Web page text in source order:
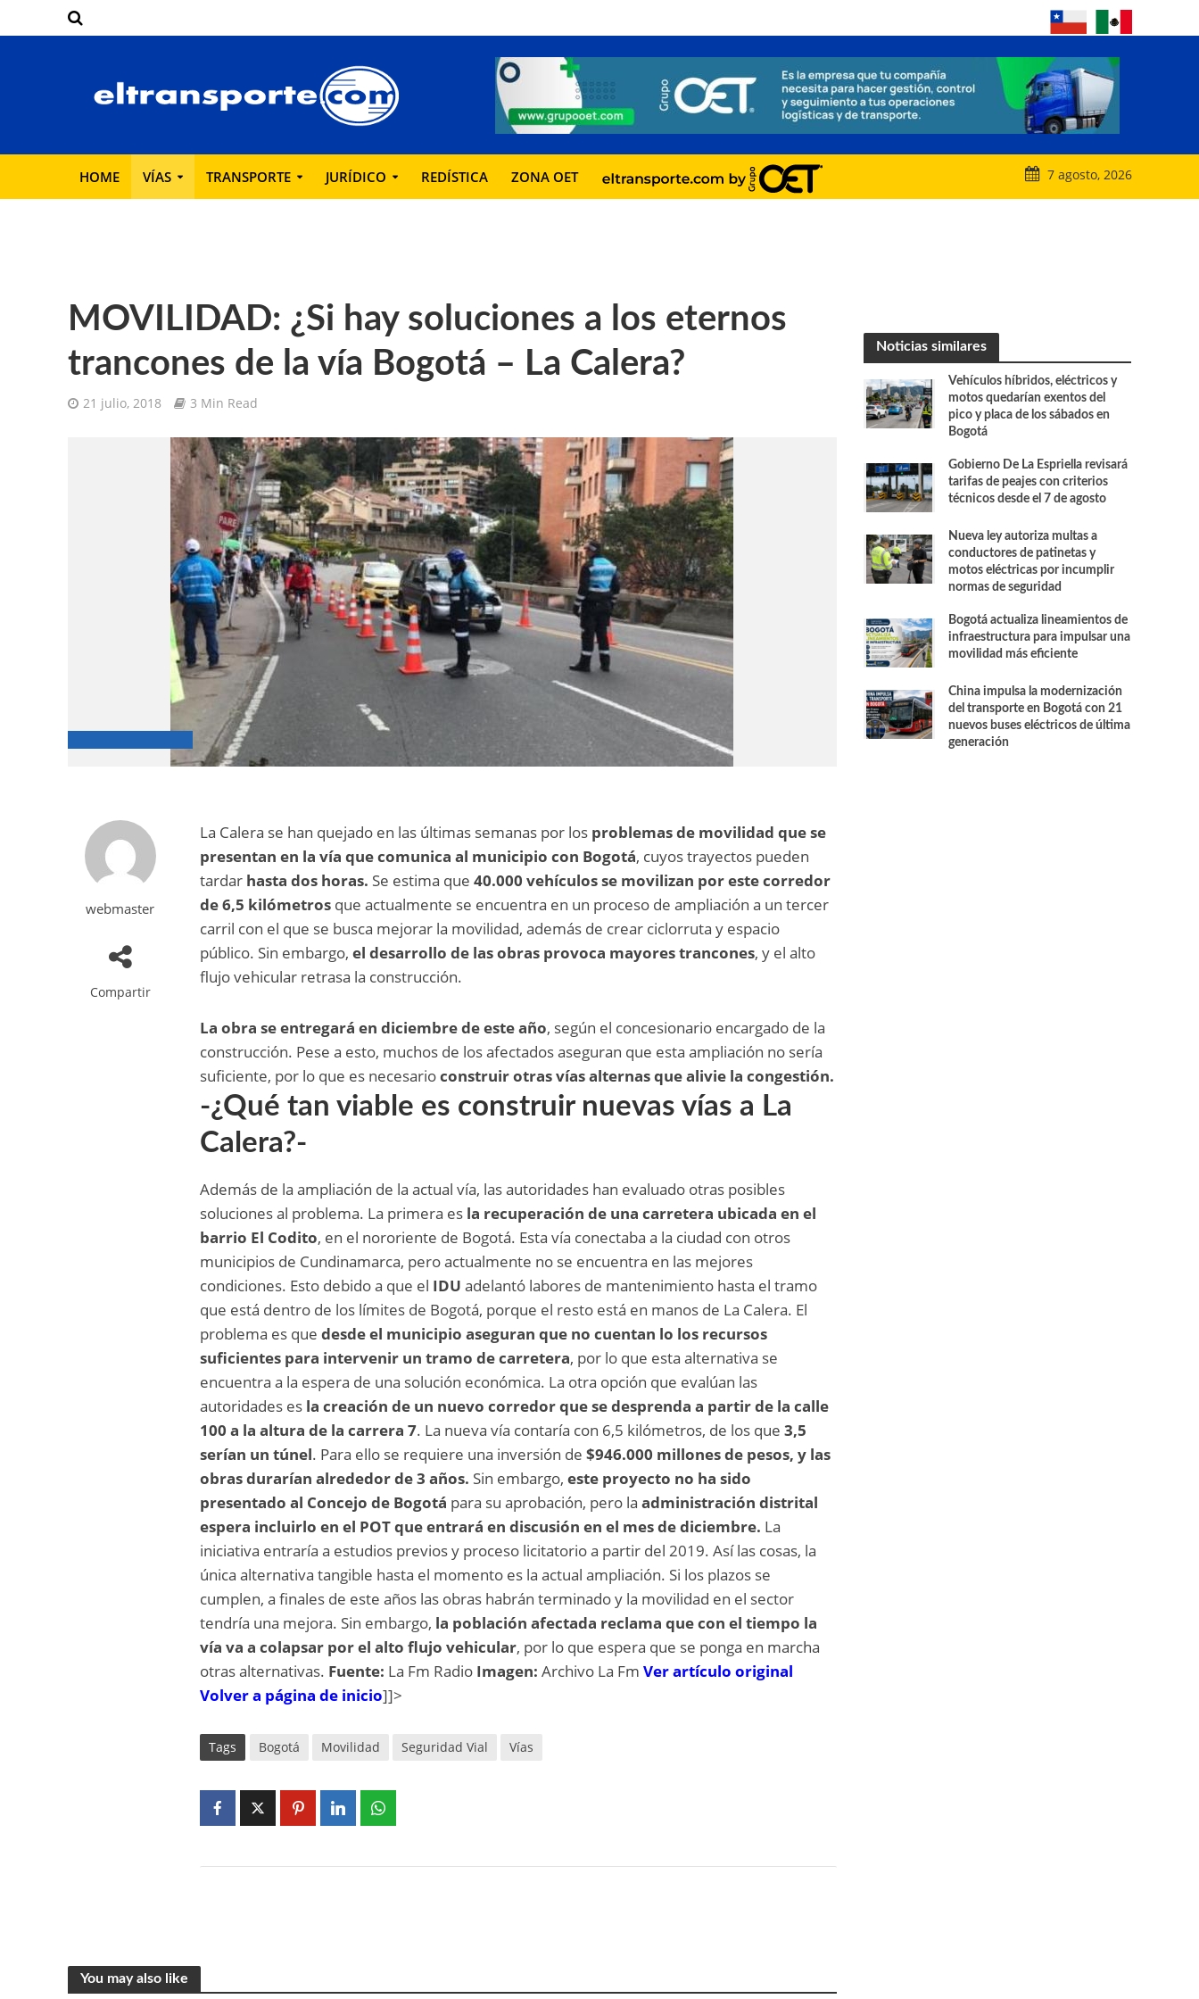
HOME VÍAS TRANSPORTE JURÍDICO REDÍSTICA ZONA OET 7 agosto, 2026
MOVILIDAD: ¿Si hay soluciones a los eternos
trancones de la vía Bogotá – La Calera?
21 julio, 2018 3 Min Read
webmaster
Compartir
La Calera se han quejado en las últimas semanas por los problemas de movilidad que se
presentan en la vía que comunica al municipio con Bogotá, cuyos trayectos pueden
tardar hasta dos horas. Se estima que40.000 vehículos se movilizan por este corredor
de 6,5 kilómetros que actualmente se encuentra en un proceso de ampliación a un tercer
carril con el que se busca mejorar la movilidad, además de crear ciclorruta y espacio
público. Sin embargo,el desarrollo de las obras provoca mayores trancones, y el alto
flujo vehicular retrasa la construcción.
La obra se entregará en diciembre de este año, según el concesionario encargado de la
construcción. Pese a esto, muchos de los afectados aseguran que esta ampliación no sería
suficiente, por lo que es necesarioconstruir otras vías alternas que alivie la congestión.
-¿Qué tan viable es construir nuevas vías a La
Calera?-
Además de la ampliación de la actual vía, las autoridades han evaluado otras posibles
soluciones al problema. La primera es la recuperación de una carretera ubicada en el
barrio El Codito, en el nororiente de Bogotá. Esta vía conectaba a la ciudad con otros
municipios de Cundinamarca, pero actualmente no se encuentra en las mejores
condiciones. Esto debido a que el IDUadelantó labores de mantenimiento hasta el tramo
que está dentro de los límites de Bogotá, porque el resto está en manos de La Calera. El
problema es quedesde el municipio aseguran que no cuentan lo los recursos
suficientes para intervenir un tramo de carretera, por lo que esta alternativa se
encuentra a la espera de una solución económica. La otra opción que evalúan las
autoridades es la creación de un nuevo corredor que se desprenda a partir de la calle
100 a la altura de la carrera 7. La nueva vía contaría con 6,5 kilómetros, de los que3,5
serían un túnel. Para ello se requiere una inversión de$946.000 millones de pesos, y las
obras durarían alrededor de 3 años. Sin embargo, este proyecto no ha sido
presentado al Concejo de Bogotá para su aprobación, pero laadministración distrital
espera incluirlo en el POT que entrará en discusión en el mes de diciembre. La
iniciativa entraría a estudios previos y proceso licitatorio a partir del 2019. Así las cosas, la
única alternativa tangible hasta el momento es la actual ampliación. Si los plazos se
cumplen, a finales de este años las obras habrán terminado y la movilidad en el sector
tendría una mejora. Sin embargo, la población afectada reclama que con el tiempo la
vía va a colapsar por el alto flujo vehicular, por lo que espera que se ponga en marcha
otras alternativas. Fuente: La Fm Radio Imagen:Archivo La FmVer artículo original
Volver a página de inicio]]>
Tags Bogotá Movilidad Seguridad Vial Vías
You may also like
Noticias similares
Vehículos híbridos, eléctricos y
motos quedarían exentos del
pico y placa de los sábados en
Bogotá
Gobierno De La Espriella revisará
tarifas de peajes con criterios
técnicos desde el 7 de agosto
Nueva ley autoriza multas a
conductores de patinetas y
motos eléctricas por incumplir
normas de seguridad
Bogotá actualiza lineamientos de
infraestructura para impulsar una
movilidad más eficiente
China impulsa la modernización
del transporte en Bogotá con 21
nuevos buses eléctricos de última
generación